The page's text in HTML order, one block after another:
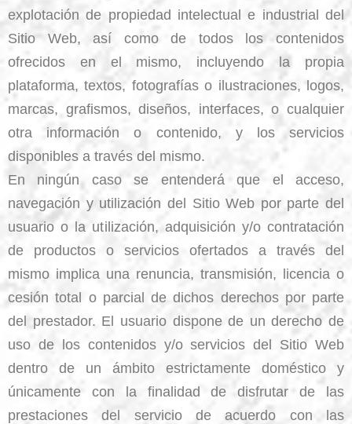
explotación de propiedad intelectual e industrial del
Sitio Web, así como de todos los contenidos
ofrecidos en el mismo, incluyendo la propia
plataforma, textos, fotografías o ilustraciones, logos,
marcas, grafismos, diseños, interfaces, o cualquier
otra información o contenido, y los servicios
disponibles a través del mismo.
En ningún caso se entenderá que el acceso,
navegación y utilización del Sitio Web por parte del
usuario o la utilización, adquisición y/o contratación
de productos o servicios ofertados a través del
mismo implica una renuncia, transmisión, licencia o
cesión total o parcial de dichos derechos por parte
del prestador. El usuario dispone de un derecho de
uso de los contenidos y/o servicios del Sitio Web
dentro de un ámbito estrictamente doméstico y
únicamente con la finalidad de disfrutar de las
prestaciones del servicio de acuerdo con las